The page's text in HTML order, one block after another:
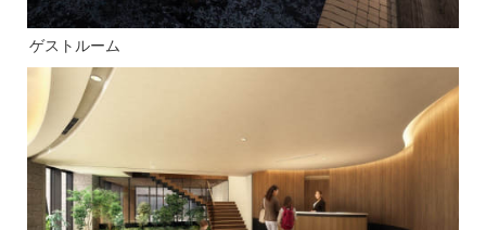
ゲストルーム